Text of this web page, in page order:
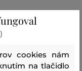
cookies nám
na tlačidlo